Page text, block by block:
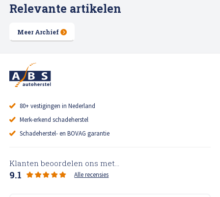
Relevante artikelen
Meer Archief
80+ vestigingen in Nederland
Merk-erkend schadeherstel
Schadeherstel- en BOVAG garantie
Klanten beoordelen ons met...
9.1 Alle recensies